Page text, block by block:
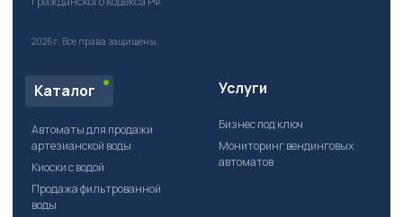
2026г. Все права защищены.
Каталог
Автоматы для продажи
артезианской воды
Киоски с водой
Продажа фильтрованной
воды
Услуги
Бизнес под ключ
Мониторинг вендинговых
автоматов